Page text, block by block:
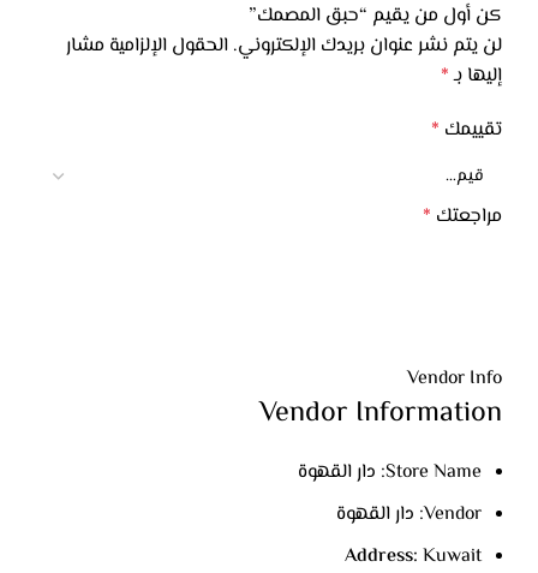
كن أول من يقيم “حبق المصمك”
لن يتم نشر عنوان بريدك الإلكتروني. الحقول الإلزامية مشار
إليها بـ*
تقييمك *
مراجعتك *
الاسم*
Vendor Info
Vendor Information
Store Name: دار القهوة
Vendor: دار القهوة
Address: Kuwait